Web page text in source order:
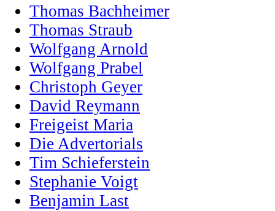
Thomas Bachheimer
Thomas Straub
Wolfgang Arnold
Wolfgang Prabel
Christoph Geyer
David Reymann
Freigeist Maria
Die Advertorials
Tim Schieferstein
Stephanie Voigt
Benjamin Last